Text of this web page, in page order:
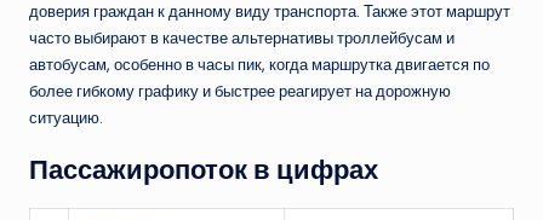
доверия граждан к данному виду транспорта. Также этот маршрут
часто выбирают в качестве альтернативы троллейбусам и
автобусам, особенно в часы пик, когда маршрутка двигается по
более гибкому графику и быстрее реагирует на дорожную
ситуацию.
Пассажиропоток в цифрах